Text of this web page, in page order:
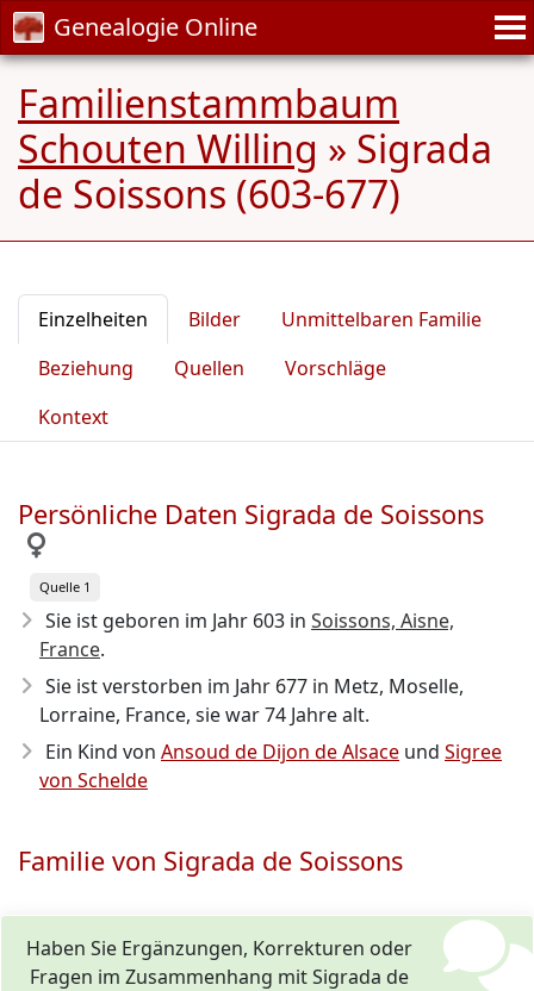
Genealogie Online
Familienstammbaum
Schouten Willing » Sigrada
de Soissons (603-677)
Einzelheiten Bilder
Unmittelbaren Familie
Beziehung
Quellen
Vorschläge
Kontext
Persönliche Daten Sigrada de Soissons
Quelle 1
Sie ist geboren im Jahr 603 in Soissons, Aisne,
France.
Sie ist verstorben im Jahr 677 in Metz, Moselle,
Lorraine, France, sie war 74 Jahre alt.
Ein Kind von Ansoud de Dijon de Alsace und Sigree
von Schelde
Familie von Sigrada de Soissons
Haben Sie Ergänzungen, Korrekturen oder
Fragen im Zusammenhang mit Sigrada de